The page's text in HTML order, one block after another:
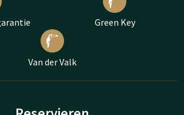
Green Key
Van der Valk